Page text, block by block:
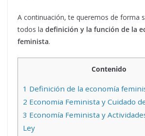
A continuación, te queremos de forma
todos la definición y la función de la
feminista.
Contenido
1 Definición de la economía
2 Economia Feminista y Cuidado
3 Economía Feminista y
Ley